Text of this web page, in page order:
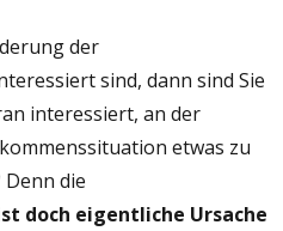
der
sind, dann sind Sie
interessiert, an der
etwas zu
die
doch eigentliche Ursache